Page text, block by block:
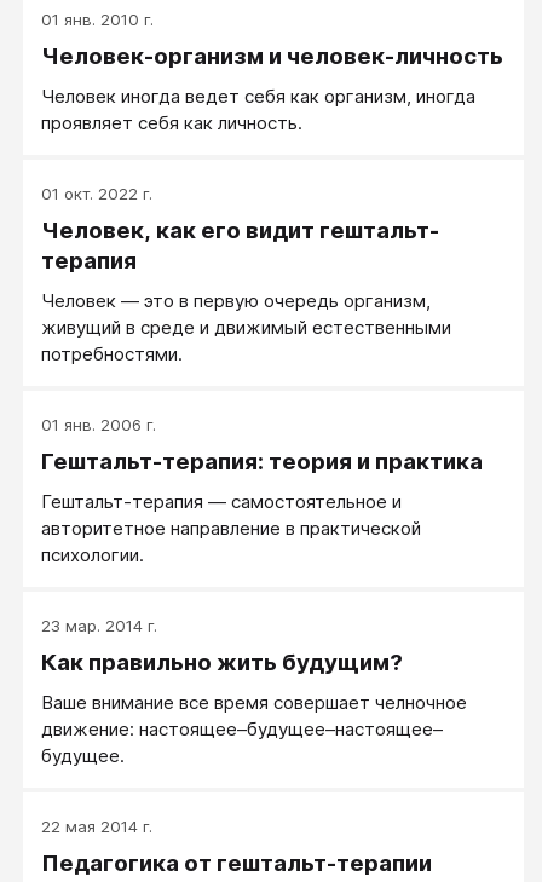
01 янв. 2010 г.
Человек-организм и человек-личность
Человек иногда ведет себя как организм, иногда
проявляет себя как личность.
01 окт. 2022 г.
Человек, как его видит гештальт-
терапия
Человек ― это в первую очередь организм,
живущий в среде и движимый естественными
потребностями.
01 янв. 2006 г.
Гештальт-терапия: теория и практика
Гештальт-терапия — самостоятельное и
авторитетное направление в практической
психологии.
23 мар. 2014 г.
Как правильно жить будущим?
Ваше внимание все время совершает челночное
движение: настоящее–будущее–настоящее–
будущее.
22 мая 2014 г.
Педагогика от гештальт-терапии